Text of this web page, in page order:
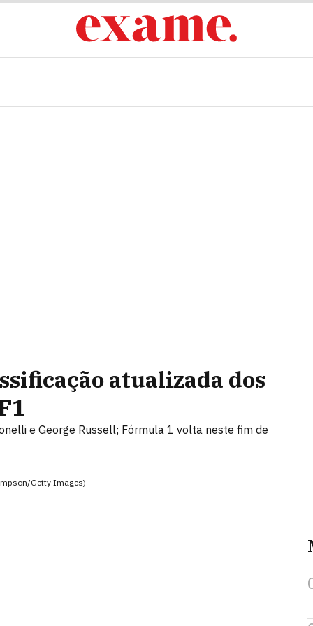
atualizada dos
e George Russell; Fórmula 1 volta neste fim de
Getty Images)